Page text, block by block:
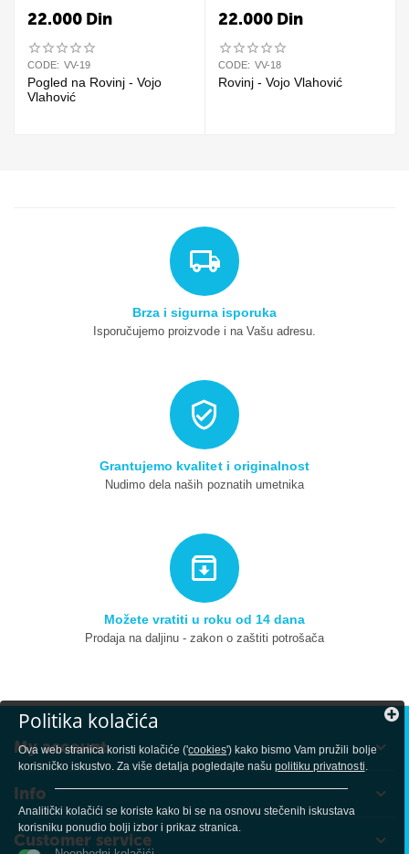
22.000 Din
CODE: VV-19
Pogled na Rovinj - Vojo
Vlahović
22.000 Din
CODE: VV-18
Rovinj - Vojo Vlahović
Brza i sigurna isporuka
Isporučujemo proizvode i na Vašu adresu.
Grantujemo kvalitet i originalnost
Nudimo dela naših poznatih umetnika
Možete vratiti u roku od 14 dana
Prodaja na daljinu - zakon o zaštiti potrošača
My account
Info
Customer service
Politika kolačića
Ova web stranica koristi kolačiće ('cookies') kako bismo Vam pružili bolje
korisničko iskustvo. Za više detalja pogledajte našupolitiku privatnosti.
Analitički kolačići se koriste kako bi se na osnovu stečenih iskustava
korisniku ponudio bolji izbor i prikaz stranica.